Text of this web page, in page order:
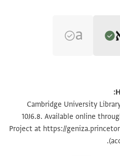
S. D.
ליקבץ לי גמיע מא . . . . . . . . .
דלך לרוחה ויזכו בה לדאתה וקד
ויחרם ויתבת אלשהאדאת ויטאלב
הגדל וסובב
Cambridge University
10J6.8. Available online
Project athttps://